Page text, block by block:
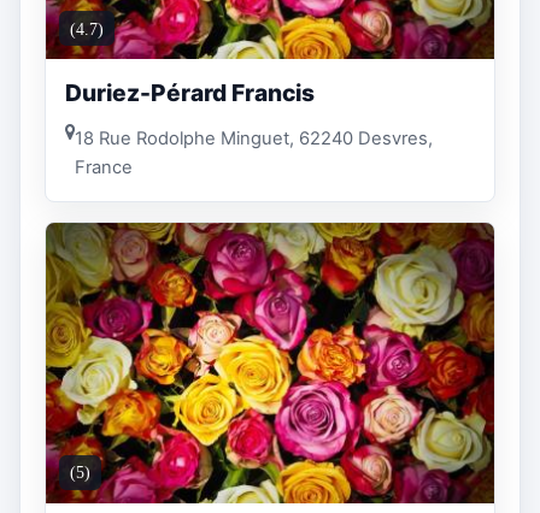
(4.7)
Duriez-Pérard Francis
18 Rue Rodolphe Minguet, 62240 Desvres,
France
(5)